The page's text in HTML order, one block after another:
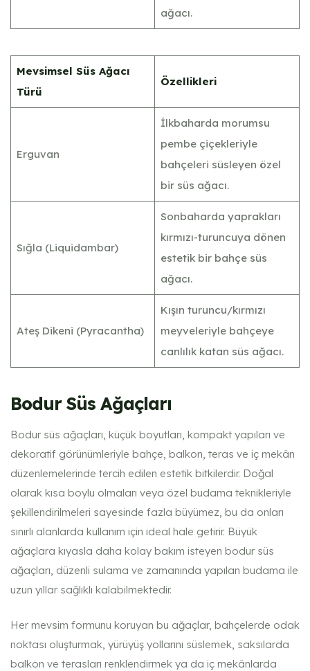
ağacı.
Mevsimsel Süs Ağacı
Türü
Özellikleri
Erguvan
İlkbaharda morumsu
pembe çiçekleriyle
bahçeleri süsleyen özel
bir süs ağacı.
Sığla (Liquidambar)
Sonbaharda yaprakları
kırmızı-turuncuya dönen
estetik bir bahçe süs
ağacı.
Ateş Dikeni (Pyracantha)
Kışın turuncu/kırmızı
meyveleriyle bahçeye
canlılık katan süs ağacı.
Bodur Süs Ağaçları
Bodur süs ağaçları, küçük boyutları, kompakt yapıları ve
dekoratif görünümleriyle bahçe, balkon, teras ve iç mekân
düzenlemelerinde tercih edilen estetik bitkilerdir. Doğal
olarak kısa boylu olmaları veya özel budama teknikleriyle
şekillendirilmeleri sayesinde fazla büyümez, bu da onları
sınırlı alanlarda kullanım için ideal hale getirir. Büyük
ağaçlara kıyasla daha kolay bakım isteyen bodur süs
ağaçları, düzenli sulama ve zamanında yapılan budama ile
uzun yıllar sağlıklı kalabilmektedir.
Her mevsim formunu koruyan bu ağaçlar, bahçelerde odak
noktası oluşturmak, yürüyüş yollarını süslemek, saksılarda
balkon ve terasları renklendirmek ya da iç mekânlarda